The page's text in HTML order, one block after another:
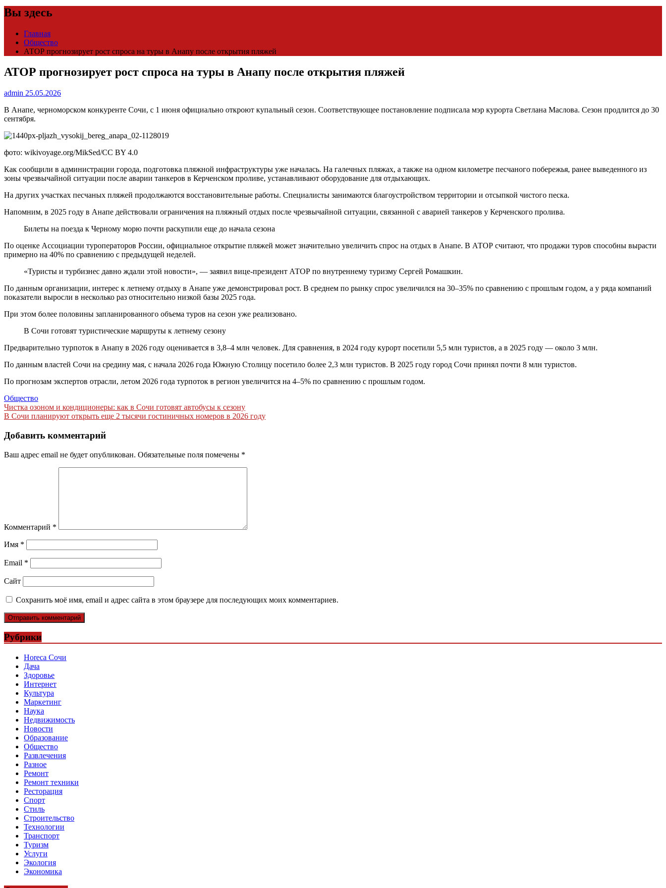
Вы здесь
Главная
Общество
АТОР прогнозирует рост спроса на туры в Анапу после открытия пляжей
АТОР прогнозирует рост спроса на туры в Анапу после открытия пляжей
admin 25.05.2026
В Анапе, черноморском конкуренте Сочи, с 1 июня официально откроют купальный сезон. Соответствующее постановление подписала мэр курорта Светлана Маслова. Сезон продлится до 30
сентября.
фото: wikivoyage.org/MikSed/CC BY 4.0
Как сообщили в администрации города, подготовка пляжной инфраструктуры уже началась. На галечных пляжах, а также на одном километре песчаного побережья, ранее выведенного из
зоны чрезвычайной ситуации после аварии танкеров в Керченском проливе, устанавливают оборудование для отдыхающих.
На других участках песчаных пляжей продолжаются восстановительные работы. Специалисты занимаются благоустройством территории и отсыпкой чистого песка.
Напомним, в 2025 году в Анапе действовали ограничения на пляжный отдых после чрезвычайной ситуации, связанной с аварией танкеров у Керченского пролива.
Билеты на поезда к Черному морю почти раскупили еще до начала сезона
По оценке Ассоциации туроператоров России, официальное открытие пляжей может значительно увеличить спрос на отдых в Анапе. В АТОР считают, что продажи туров способны вырасти
примерно на 40% по сравнению с предыдущей неделей.
«Туристы и турбизнес давно ждали этой новости», — заявил вице-президент АТОР по внутреннему туризму Сергей Ромашкин.
По данным организации, интерес к летнему отдыху в Анапе уже демонстрировал рост. В среднем по рынку спрос увеличился на 30–35% по сравнению с прошлым годом, а у ряда компаний
показатели выросли в несколько раз относительно низкой базы 2025 года.
При этом более половины запланированного объема туров на сезон уже реализовано.
В Сочи готовят туристические маршруты к летнему сезону
Предварительно турпоток в Анапу в 2026 году оценивается в 3,8–4 млн человек. Для сравнения, в 2024 году курорт посетили 5,5 млн туристов, а в 2025 году — около 3 млн.
По данным властей Сочи на средину мая, с начала 2026 года Южную Столицу посетило более 2,3 млн туристов. В 2025 году город Сочи принял почти 8 млн туристов.
По прогнозам экспертов отрасли, летом 2026 года турпоток в регион увеличится на 4–5% по сравнению с прошлым годом.
Общество
Навигация
по
записям
Чистка озоном и кондиционеры: как в Сочи готовят автобусы к сезону
В Сочи планируют открыть еще 2 тысячи гостиничных номеров в 2026 году
Добавить комментарий
Ваш адрес email не будет опубликован. Обязательные поля помечены *
Комментарий *
Имя *
Email *
Сайт
Сохранить моё имя, email и адрес сайта в этом браузере для последующих моих комментариев.
Рубрики
Horeca Сочи
Дача
Здоровье
Интернет
Культура
Маркетинг
Наука
Недвижимость
Новости
Образование
Общество
Развлечения
Разное
Ремонт
Ремонт техники
Ресторация
Спорт
Стиль
Строительство
Технологии
Транспорт
Туризм
Услуги
Экология
Экономика